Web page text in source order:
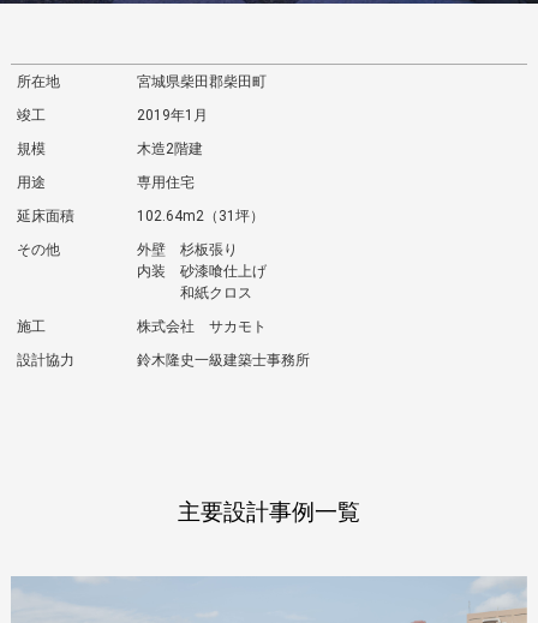
所在地
宮城県柴田郡柴田町
竣工
2019年1月
規模
木造2階建
用途
専用住宅
延床面積
102.64m2（31坪）
その他
外壁 杉板張り
内装 砂漆喰仕上げ
和紙クロス
施工
株式会社 サカモト
設計協力
鈴木隆史一級建築士事務所
主要設計事例一覧